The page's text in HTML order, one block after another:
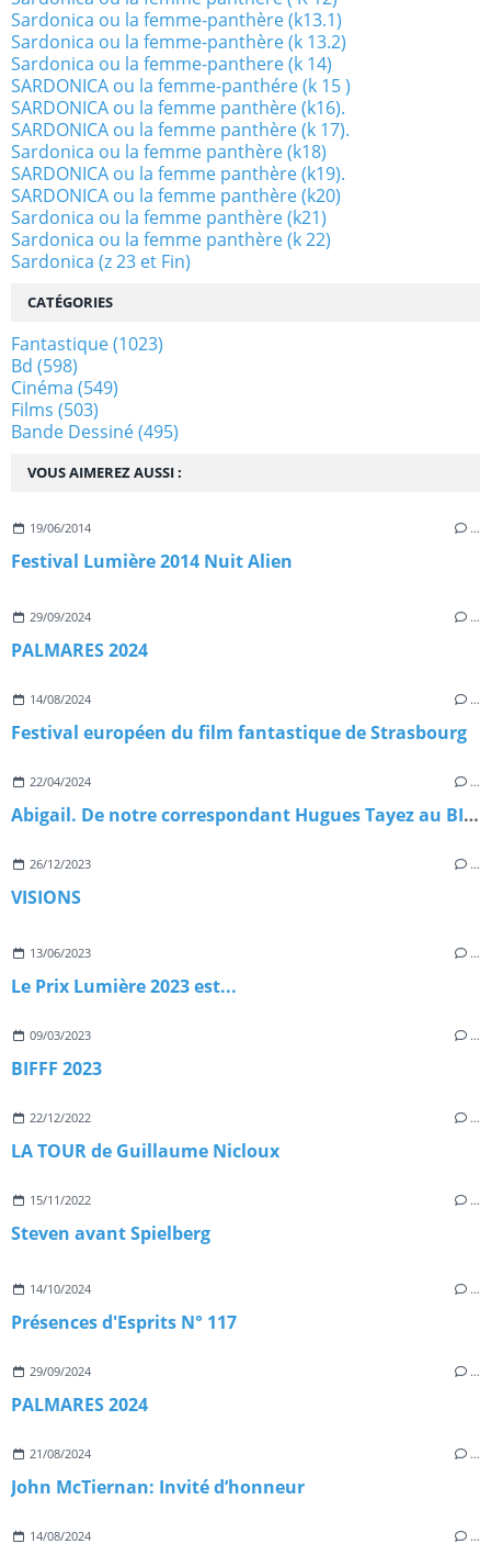
VOUS AIMEREZ AUSSI :
19/06/2014 …
Festival Lumière 2014 Nuit Alien
29/09/2024 …
PALMARES 2024
14/08/2024 …
Festival européen du film fantastique de Strasbourg
22/04/2024 …
Abigail. De notre correspondant Hugues Tayez au BIFFF 2024
26/12/2023 …
VISIONS
13/06/2023 …
Le Prix Lumière 2023 est...
09/03/2023 …
BIFFF 2023
22/12/2022 …
LA TOUR de Guillaume Nicloux
15/11/2022 …
Steven avant Spielberg
14/10/2024 …
Présences d'Esprits N° 117
29/09/2024 …
PALMARES 2024
21/08/2024 …
John McTiernan: Invité d’honneur
14/08/2024 …
Sardonica ou la femme-panthère (k13.1)
Sardonica ou la femme-panthère (k 13.2)
Sardonica ou la femme-panthere (k 14)
SARDONICA ou la femme-panthére (k 15 )
SARDONICA ou la femme panthère (k16).
SARDONICA ou la femme panthère (k 17).
Sardonica ou la femme panthère (k18)
SARDONICA ou la femme panthère (k19).
SARDONICA ou la femme panthère (k20)
Sardonica ou la femme panthère (k21)
Sardonica ou la femme panthère (k 22)
Sardonica (z 23 et Fin)
CATÉGORIES
Fantastique(1023)
Bd (598)
Cinéma (549)
Films (503)
Bande Dessiné(495)